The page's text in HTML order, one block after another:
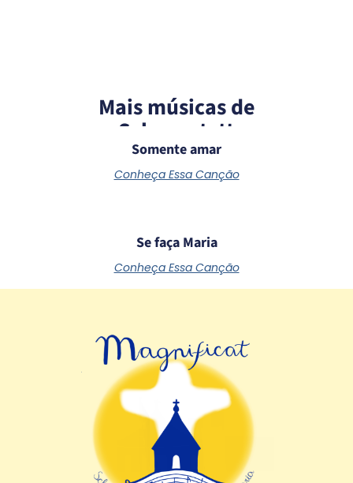
Mais músicas de
Schoenstatt
Somente amar
Conheça Essa Canção
Se faça Maria
Conheça Essa Canção